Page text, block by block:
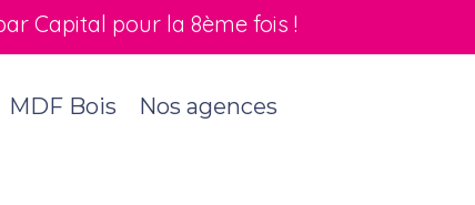
Capital pour la 8ème fois !
MDF Bois Nos agences